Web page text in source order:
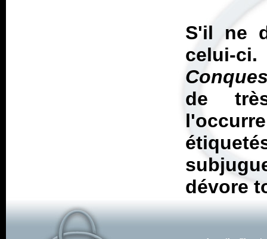
S'il ne
celui-
de
dévore